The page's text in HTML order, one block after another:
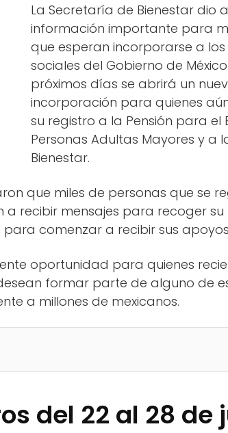
La Secretaría de Bienestar dio
información importante para
que esperan incorporarse a
sociales del Gobierno de
próximos días se abrirá un
incorporación para quienes
su registro a la Pensión para el
Personas Adultas Mayores y a
Bienestar.
que miles de personas que se
a recibir mensajes para recoger
comenzar a recibir sus
oportunidad para quienes
formar parte de alguno de
a millones de mexicanos.
del 22 al 28 de